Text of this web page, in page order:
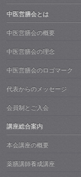
中医営膳会とは
中医営膳会の概要
中医営膳会の理念
中医営膳会のロゴマーク
代表からのメッセージ
会員制とご入会
講座総合案内
本会講座の概要
薬膳講師養成講座